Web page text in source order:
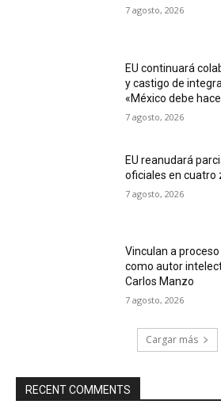
7 agosto, 2026
EU continuará
y castigo de
«México debe
7 agosto, 2026
EU reanudará
oficiales en cuatro
7 agosto, 2026
Vinculan a proceso
como autor
Carlos Manzo
7 agosto, 2026
Cargar más
RECENT COMMENTS